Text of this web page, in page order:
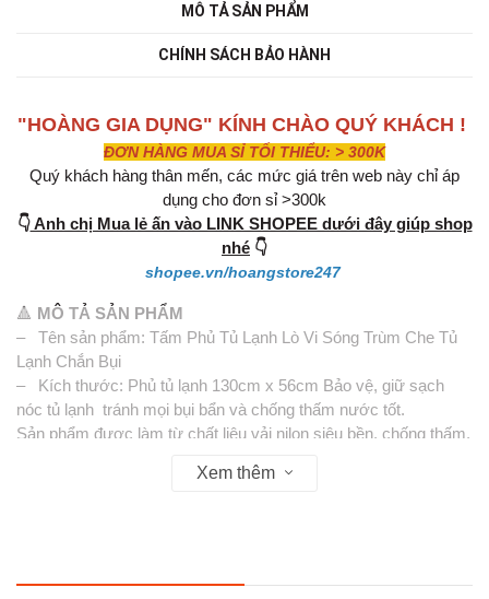
MÔ TẢ SẢN PHẨM
CHÍNH SÁCH BẢO HÀNH
"HOÀNG GIA DỤNG" KÍNH CHÀO QUÝ KHÁCH !
ĐƠN HÀNG MUA SỈ TỐI THIỂU: > 300K
Quý khách hàng thân mến, các mức giá trên web này chỉ áp
dụng cho đơn sỉ >300k
👇Anh chị Mua lẻ ấn vào LINK SHOPEE dưới đây giúp shop
nhé 👇
shopee.vn/hoangstore247
🔺 MÔ TẢ SẢN PHẨM
– Tên sản phẩm: Tấm Phủ Tủ Lạnh Lò Vi Sóng Trùm Che Tủ
Lạnh Chắn Bụi
– Kích thước: Phủ tủ lạnh 130cm x 56cm Bảo vệ, giữ sạch
nóc tủ lạnh tránh mọi bụi bẩn và chống thấm nước tốt.
Sản phẩm được làm từ chất liệu vải nilon siêu bền, chống thấm,
– Hai bên có thêm nhiều ngăn nhỏ để đựng đồ. Giúp bạn tiết
Xem thêm